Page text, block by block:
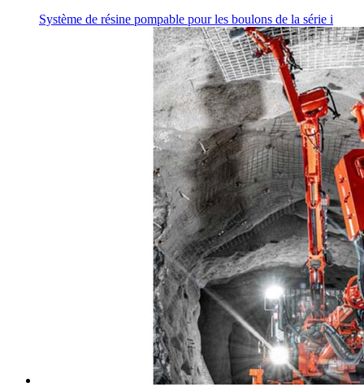
Système de résine pompable pour les boulons de la série i